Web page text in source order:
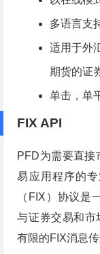
多语言支
适用于外
期货的证
单击，单
FIX API
PFD为需要直接
易应用程序的
（FIX）协议是
与证券交易和市
有限的FIX消息传